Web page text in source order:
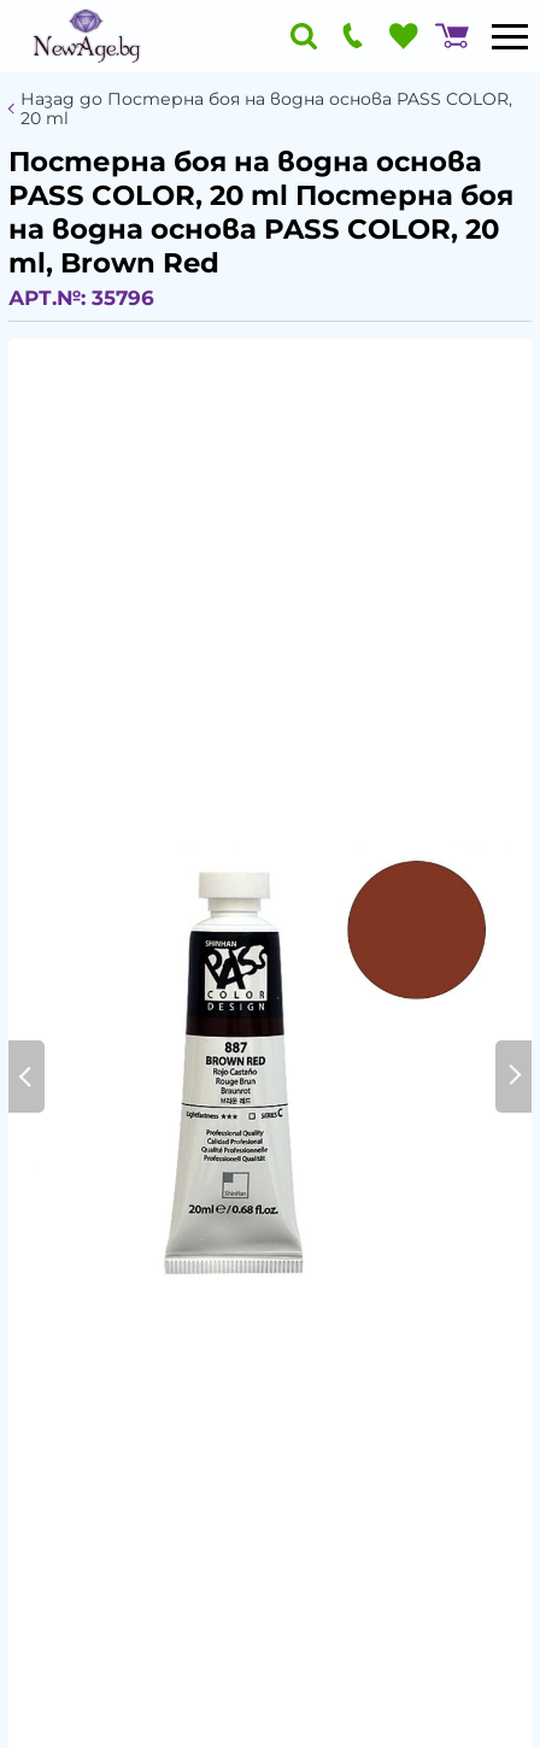
Назад до Постерна боя на водна основа PASS COLOR,
20 ml
Постерна боя на водна основа
PASS COLOR, 20 ml Постерна боя
на водна основа PASS COLOR, 20
ml, Brown Red
АРТ.№: 35796